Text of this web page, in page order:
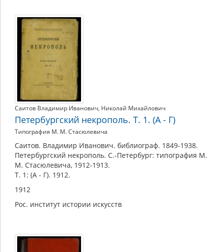
Саитов Владимир Иванович, Николай Михайлович
Петербургский некрополь. Т. 1. (А - Г)
Типография М. М. Стасюлевича
Саитов. Владимир Иванович. библиограф. 1849-1938.
Петербургский некрополь. С.-Петербург: типография М.
М. Стасюлевича, 1912-1913.
Т. 1: (А - Г). 1912.
1912
Рос. институт истории искусств